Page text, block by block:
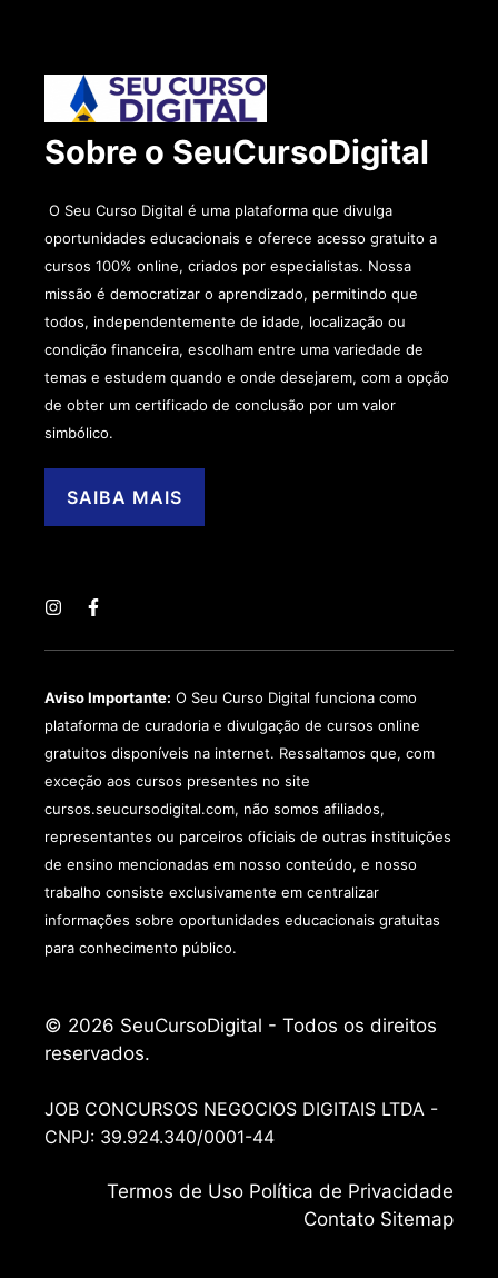
Sobre o SeuCursoDigital
O Seu Curso Digital é uma plataforma que divulga
oportunidades educacionais e oferece acesso gratuito a
cursos 100% online, criados por especialistas. Nossa
missão é democratizar o aprendizado, permitindo que
todos, independentemente de idade, localização ou
condição financeira, escolham entre uma variedade de
temas e estudem quando e onde desejarem, com a opção
de obter um certificado de conclusão por um valor
simbólico.
SAIBA MAIS
Aviso Importante: O Seu Curso Digital funciona como
plataforma de curadoria e divulgação de cursos online
gratuitos disponíveis na internet. Ressaltamos que, com
exceção aos cursos presentes no site
cursos.seucursodigital.com, não somos afiliados,
representantes ou parceiros oficiais de outras instituições
de ensino mencionadas em nosso conteúdo, e nosso
trabalho consiste exclusivamente em centralizar
informações sobre oportunidades educacionais gratuitas
para conhecimento público.
© 2026 SeuCursoDigital - Todos os direitos
reservados.
JOB CONCURSOS NEGOCIOS DIGITAIS LTDA -
CNPJ: 39.924.340/0001-44
Termos de Uso Política de Privacidade
Contato Sitemap